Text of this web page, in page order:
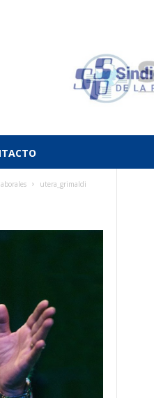
utera_grimaldi